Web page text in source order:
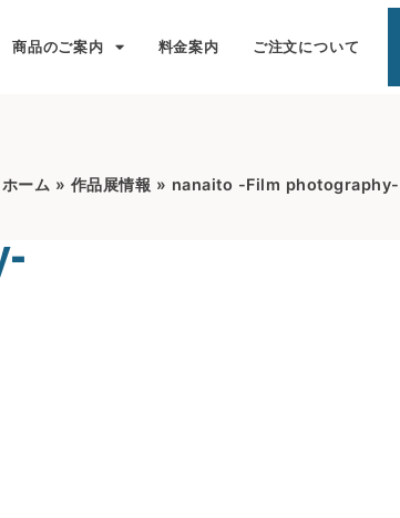
商品のご案内 料金案内
ご注文について
ホーム » 作品展情報 » nanaito -Film photography-